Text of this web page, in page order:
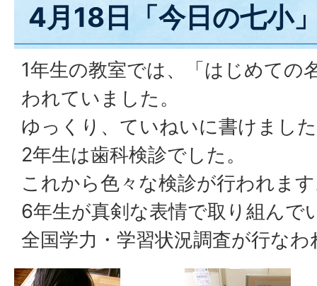
4月18日「今日の七小
1年生の教室では、「はじめての
われていました。
ゆっくり、ていねいに書けまし
2年生は歯科検診でした。
これから色々な検診が行われま
6年生が真剣な表情で取り組んで
全国学力・学習状況調査が行な